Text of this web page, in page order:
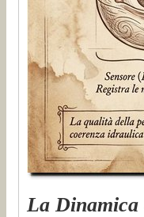
La Dinamica